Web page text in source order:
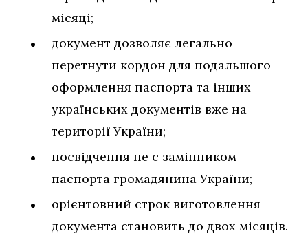
місяці;
документ дозволяє легально
перетнути кордон для подальшого
оформлення паспорта та інших
українських документів вже на
території України;
посвідчення не є замінником
паспорта громадянина України;
орієнтовний строк виготовлення
документа становить до двох місяців.